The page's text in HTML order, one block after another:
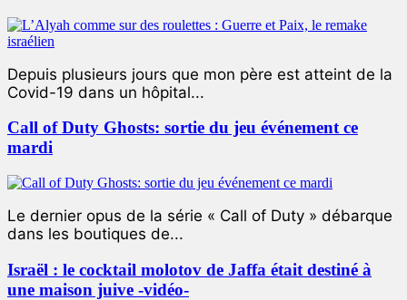
Depuis plusieurs jours que mon père est atteint de la
Covid-19 dans un hôpital...
Call of Duty Ghosts: sortie du jeu événement ce
mardi
Le dernier opus de la série « Call of Duty » débarque
dans les boutiques de...
Israël : le cocktail molotov de Jaffa était destiné à
une maison juive -vidéo-